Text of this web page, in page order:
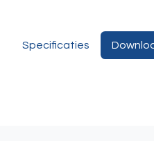
Specificaties